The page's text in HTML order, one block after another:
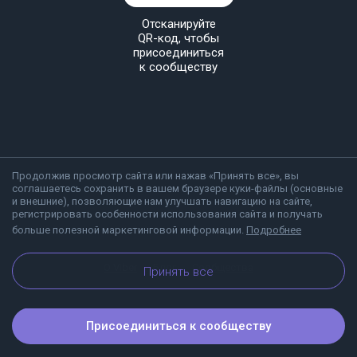
Продолжив просмотр сайта или нажав «Принять все», вы
соглашаетесь сохранить в вашем браузере куки-файлы (основные
и внешние), позволяющие нам улучшать навигацию на сайте,
регистрировать особенности использования сайта и получать
больше полезной маркетинговой информации. Подробнее
Принять все
Отсканируйте
QR-код, чтобы
присоединиться
к сообществу
Блог Сообщества
Присоединиться к сообществу